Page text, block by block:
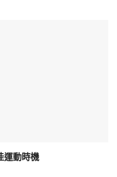
運動時機